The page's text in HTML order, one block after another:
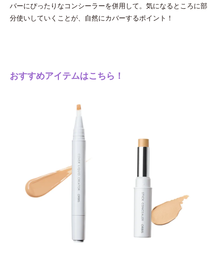
バーにぴったりなコンシーラーを併用して。気になるところに部
分使いしていくことが、自然にカバーするポイント！
おすすめアイテムはこちら！